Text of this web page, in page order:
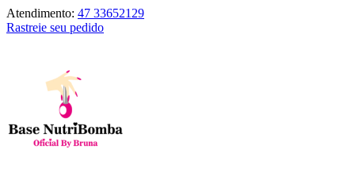
Atendimento: 47 33652129
Rastreie seu pedido